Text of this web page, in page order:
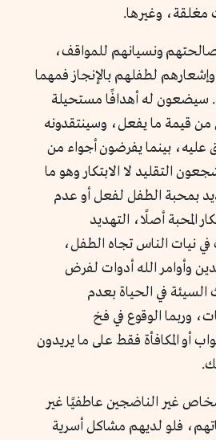
وغيرها.
ونسيانهم للمواقف،
لطفلهم بالإنجاز فمهما
سيضعون له أهدافًا مستحيلة
من قيمة ما يفعل، وسينتقدونه
عليه، بينما يفرضون أجواء من
التقليد لا الابتكار وهو ما
بمحبة الطفل لفعل أو عدم
المحبة أصلًا، التهديد
في نيات الناس تجاه الطفل،
وأوامر الله أدوات لفرض
السيئة في الحياة بعدم
وربما الوقوع في فخ
أو المكافأة فقط على ما يريدون
غير الناضجين عاطفيًا غير
فلو لديهم مشاكل أسرية